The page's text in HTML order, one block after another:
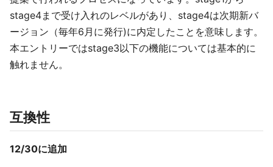
stage4まで受け入れのレベルがあり、stage4は次期新バ
ージョン（毎年6月に発行)に内定したことを意味します。
本エントリーではstage3以下の機能については基本的に
触れません。
互換性
12/30に追加